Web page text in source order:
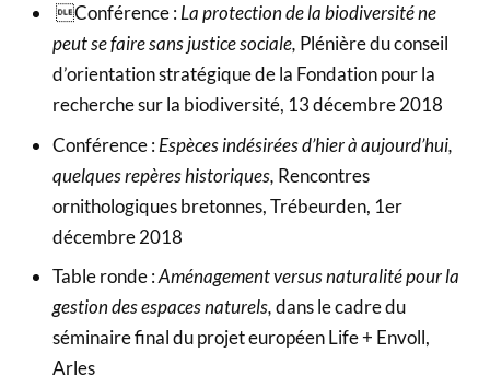
Conférence :La protection de la biodiversité ne
peut se faire sans justice sociale, Plénière du conseil
d’orientation stratégique de la Fondation pour la
recherche sur la biodiversité, 13 décembre 2018
Conférence :Espèces indésirées d’hier à aujourd’hui,
quelques repères historiques, Rencontres
ornithologiques bretonnes, Trébeurden, 1er
décembre 2018
Table ronde :Aménagement versus naturalité pour la
gestion des espaces naturels,dans le cadre du
séminaire final du projet européen Life + Envoll,
Arles